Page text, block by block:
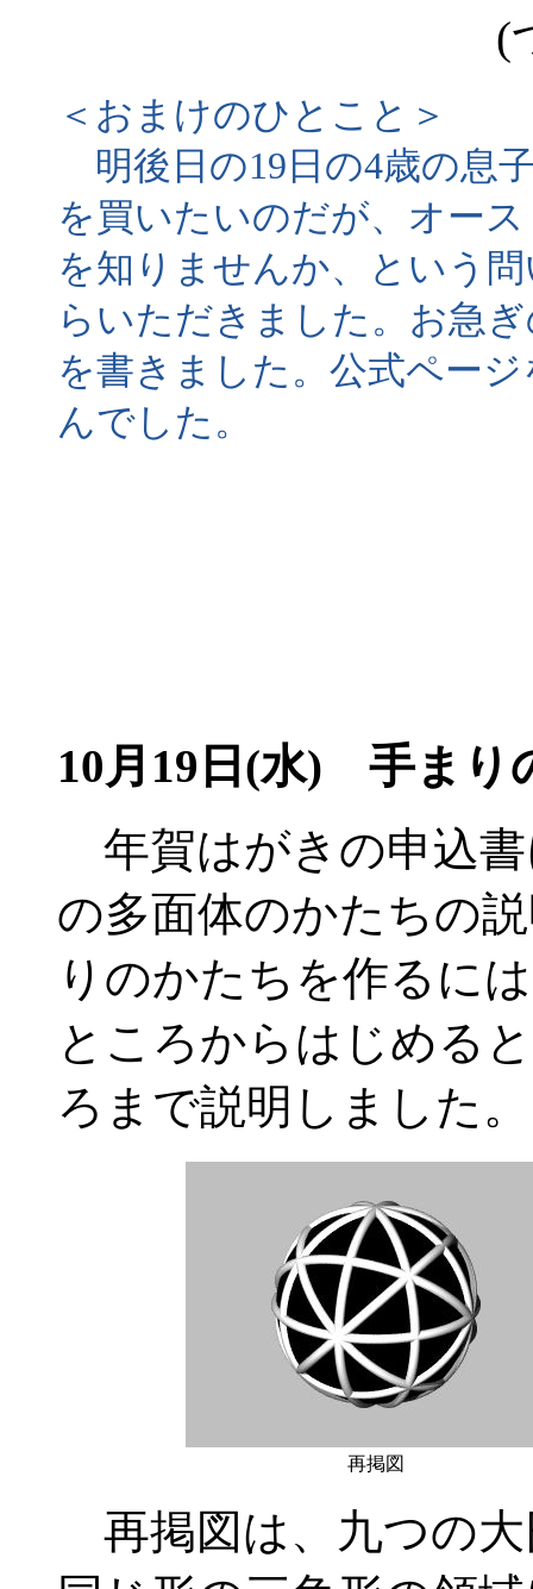
(
＜おまけのひとこと＞
明後日の19日の4歳の息
を買いたいのだが、オー
を知りませんか、という
らいただきました。お急
を書きました。公式ペー
んでした。
10月19日(水) 手まり
年賀はがきの申込
の多面体のかたちの
りのかたちを作るに
ところからはじめる
ろまで説明しました。
再掲図
再掲図は、九つの大